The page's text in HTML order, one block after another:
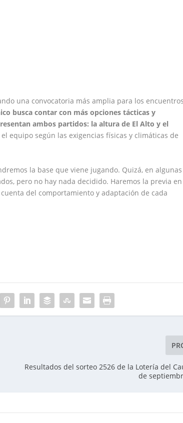
una convocatoria más amplia para los
busca contar con más opciones tácticas y
ambos partidos: la altura de El Alto y el
equipo según las exigencias físicas y climáticas de
la base que viene jugando. Quizá, en algunas
pero no hay nada decidido. Haremos la previa en
del comportamiento y adaptación de cada
Resultados del sorteo 2526 de la Lotería del
de